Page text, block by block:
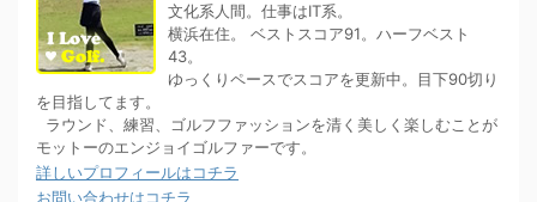
文化系人間。仕事はIT系。
横浜在住。 ベストスコア91。ハーフベスト
43。
ゆっくりペースでスコアを更新中。目下90切り
を目指してます。
ラウンド、練習、ゴルフファッションを清く美しく楽しむことが
モットーのエンジョイゴルファーです。
詳しいプロフィールはコチラ
お問い合わせはコチラ